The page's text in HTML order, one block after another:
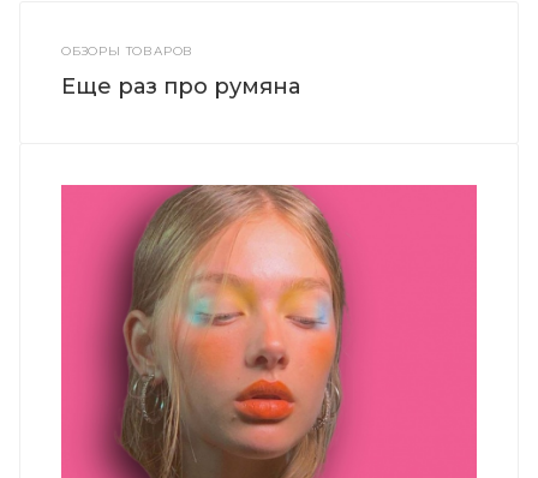
ОБЗОРЫ ТОВАРОВ
Еще раз про румяна